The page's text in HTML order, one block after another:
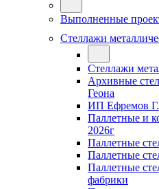
Выполненные
Стеллажи
Стеллажи
Архивные
Геона
ИП Ефремов
Паллетные и
2026г
Паллетные
Паллетные
Паллетные
фабрики